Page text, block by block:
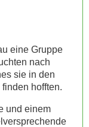
eine Gruppe
nach
sie in den
hofften.
und einem